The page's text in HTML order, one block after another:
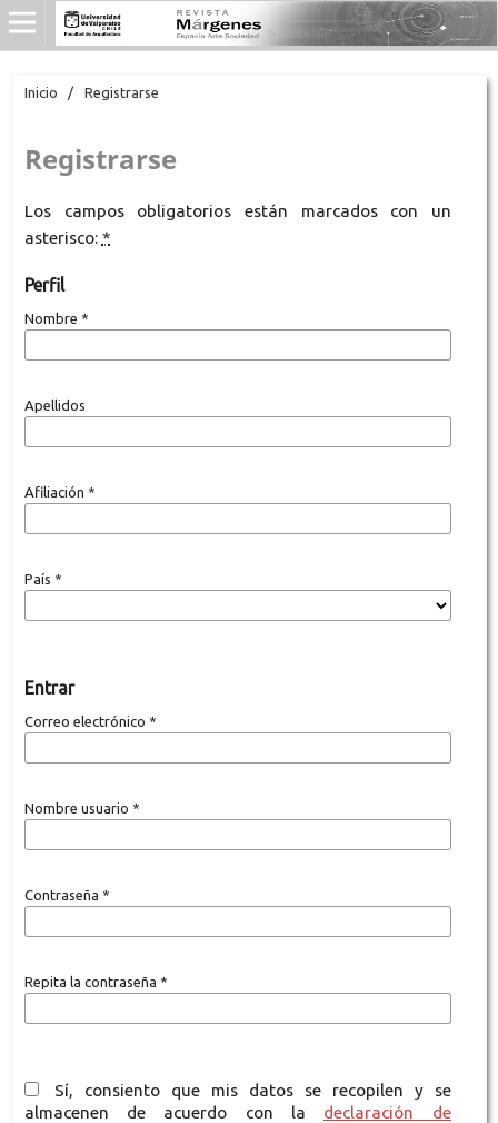
Inicio / Registrarse
Registrarse
Los campos obligatorios están marcados con un
asterisco: *
Perfil
Nombre *
Apellidos
Afiliación *
País *
Entrar
Correo electrónico *
Nombre usuario *
Contraseña *
Repita la contraseña *
almacenen de acuerdo con la declaración de